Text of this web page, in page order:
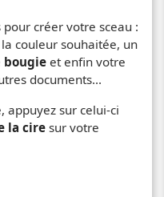
créer votre sceau :
couleur souhaitée, un
bougie et enfin votre
documents...
appuyez sur celui-ci
la cire sur votre